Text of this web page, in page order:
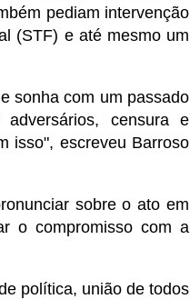
pediam intervenção
(STF) e até mesmo um
sonha com um passado
censura e
isso", escreveu Barroso
sobre o ato em
o compromisso com a
política, união de todos